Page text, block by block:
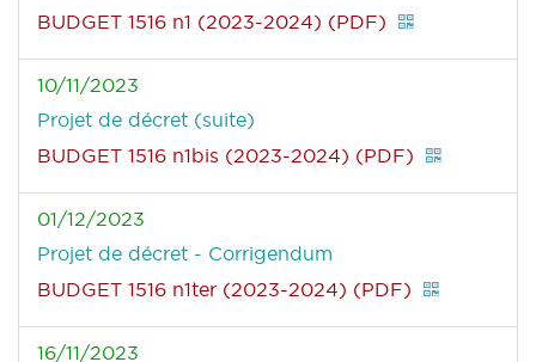
BUDGET 1516 n1 (2023-2024) (PDF)
10/11/2023
Projet de décret (suite)
BUDGET 1516 n1bis (2023-2024) (PDF)
01/12/2023
Projet de décret - Corrigendum
BUDGET 1516 n1ter (2023-2024) (PDF)
16/11/2023